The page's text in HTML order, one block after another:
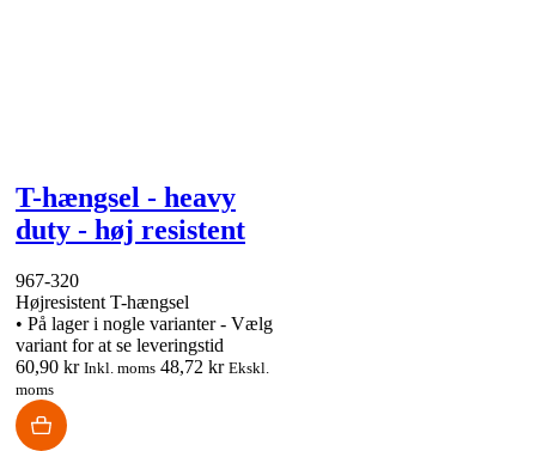
T-hængsel - heavy
duty - høj resistent
967-320
Højresistent T-hængsel
• På lager i nogle varianter - Vælg
variant for at se leveringstid
60,90 kr Inkl. moms 48,72 kr Ekskl.
moms